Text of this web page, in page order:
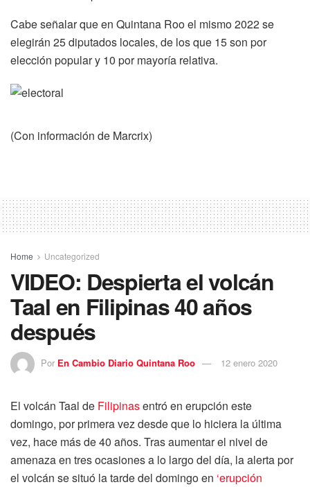
Cabe señalar que en Quintana Roo el mismo 2022 se
elegirán 25 diputados locales, de los que 15 son por
elección popular y 10 por mayoría relativa.
(Con información de Marcrix)
Home Uncategorized
VIDEO: Despierta el volcán
Taal en Filipinas 40 años
después
Por En Cambio Diario Quintana Roo 12 enero 2020
El volcán Taal de Filipinasentró en erupción este
domingo, por primera vez desde que lo hiciera la última
vez, hace más de 40 años. Tras aumentar el nivel de
amenaza en tres ocasiones a lo largo del día, la alerta por
el volcán se situó la tarde del domingo en ‘erupción